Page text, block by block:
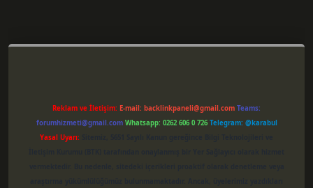
Reklam ve İletişim: E-mail: backlinkpaneli@gmail.com Teams:
forumhizmeti@gmail.com Whatsapp: 0262 606 0 726 Telegram: @karabul
Yasal Uyarı: